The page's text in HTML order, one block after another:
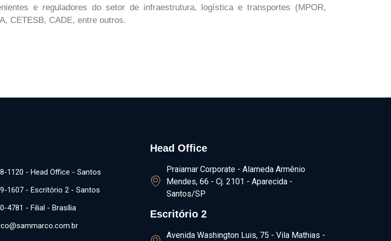
e reguladores do setor de infraestrutura, logística e transportes (MPOR,
CETESB, CADE, entre outros.
1120 - Head Office - Santos
1607 - Escritório 2 - Santos
4781 - Filial - Brasília
Head Office
Praiamar Corporate - Alameda Armênio
Mendes, 66 - Cj. 2101 - Aparecida -
Santos/SP
Escritório 2
Avenida Washington Luis, 75 - Vila Mathias -